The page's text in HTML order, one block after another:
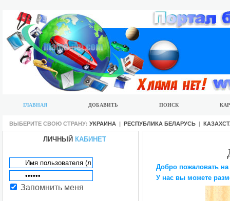
ГЛАВНАЯ ДОБАВИТЬ ПОИСК
ВЫБЕРИТЕ СВОЮ СТРАНУ: УКРАИНА | РЕСПУБЛИКА БЕЛАРУСЬ |
ЛИЧНЫЙ КАБИНЕТ
Запомнить меня
Добро пожаловать
У нас вы можете